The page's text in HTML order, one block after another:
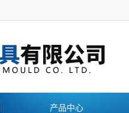
产品中心